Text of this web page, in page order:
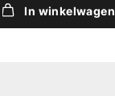
In winkelwagen